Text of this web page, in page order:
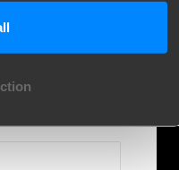
kennis en